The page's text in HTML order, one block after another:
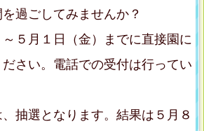
過ごしてみませんか？
５月１日（金）までに直接園に
さい。電話での受付は行ってい
抽選となります。結果は５月８